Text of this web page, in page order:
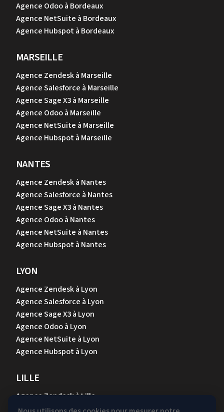
Agence Odoo à Bordeaux
Agence NetSuite à Bordeaux
Agence Hubspot à Bordeaux
MARSEILLE
Agence Zendesk à Marseille
Agence Salesforce à Marseille
Agence Sage X3 à Marseille
Agence Odoo à Marseille
Agence NetSuite à Marseille
Agence Hubspot à Marseille
NANTES
Agence Zendesk à Nantes
Agence Salesforce à Nantes
Agence Sage X3 à Nantes
Agence Odoo à Nantes
Agence NetSuite à Nantes
Agence Hubspot à Nantes
LYON
Agence Zendesk à Lyon
Agence Salesforce à Lyon
Agence Sage X3 à Lyon
Agence Odoo à Lyon
Agence NetSuite à Lyon
Agence Hubspot à Lyon
LILLE
Agence Zendesk à Lille
Agence Salesforce à Lille